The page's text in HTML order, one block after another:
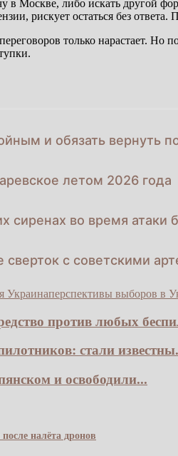
в Москве, либо искать другой
рискует остаться без
только нарастает. Но
и обязать вернуть
летом 2026 года
во время атаки
с советскими
Украинаперспективы выборов в
против любых
стали
и освободили...
налёта дронов